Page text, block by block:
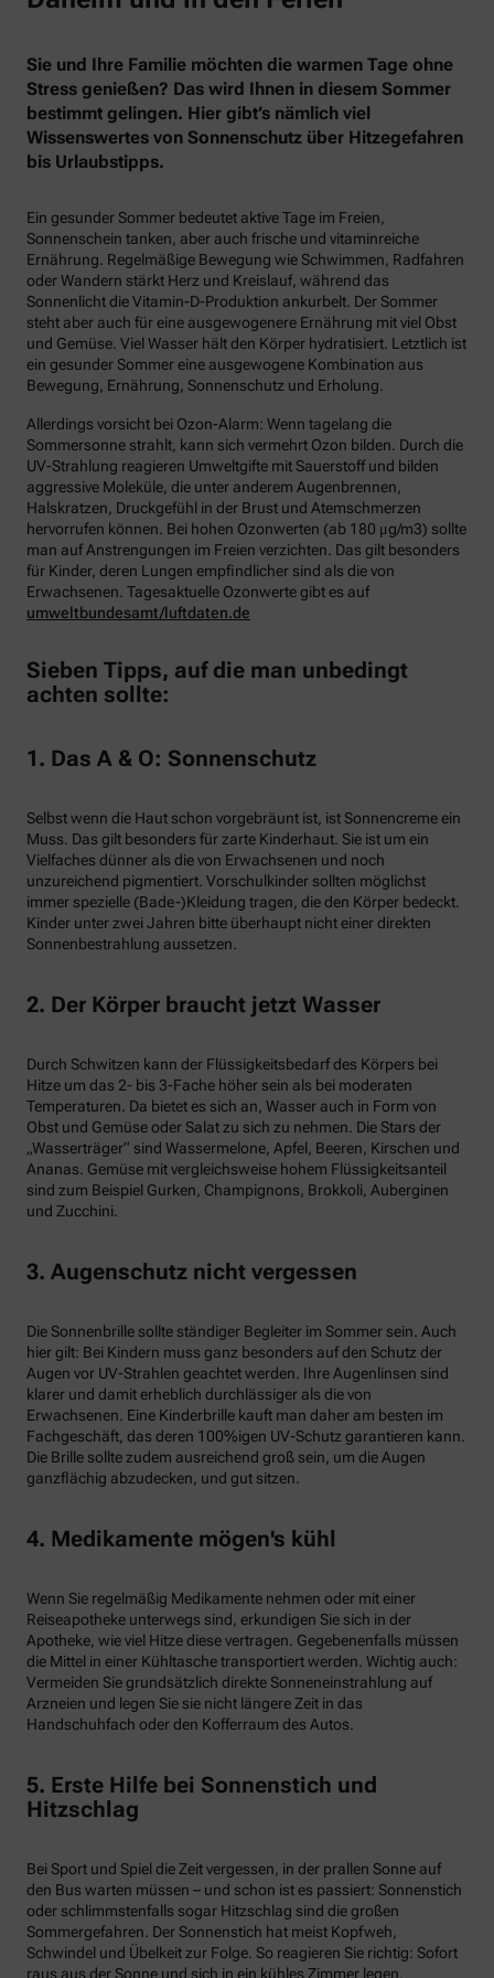
Sie und Ihre Familie möchten die warmen Tage ohne
Stress genießen? Das wird Ihnen in diesem Sommer
bestimmt gelingen. Hier gibt’s nämlich viel
Wissenswertes von Sonnenschutz über Hitzegefahren
bis Urlaubstipps.
Ein gesunder Sommer bedeutet aktive Tage im Freien,
Sonnenschein tanken, aber auch frische und vitaminreiche
Ernährung. Regelmäßige Bewegung wie Schwimmen, Radfahren
oder Wandern stärkt Herz und Kreislauf, während das
Sonnenlicht die Vitamin-D-Produktion ankurbelt. Der Sommer
steht aber auch für eine ausgewogenere Ernährung mit viel Obst
und Gemüse. Viel Wasser hält den Körper hydratisiert. Letztlich ist
ein gesunder Sommer eine ausgewogene Kombination aus
Bewegung, Ernährung, Sonnenschutz und Erholung.
Allerdings vorsicht bei Ozon-Alarm: Wenn tagelang die
Sommersonne strahlt, kann sich vermehrt Ozon bilden. Durch die
UV-Strahlung reagieren Umweltgifte mit Sauerstoff und bilden
aggressive Moleküle, die unter anderem Augenbrennen,
Halskratzen, Druckgefühl in der Brust und Atemschmerzen
hervorrufen können. Bei hohen Ozonwerten (ab 180 μg/m3) sollte
man auf Anstrengungen im Freien verzichten. Das gilt besonders
für Kinder, deren Lungen empfindlicher sind als die von
Erwachsenen. Tagesaktuelle Ozonwerte gibt es auf
umweltbundesamt/luftdaten.de
Sieben Tipps, auf die man unbedingt
achten sollte:
1. Das A & O: Sonnenschutz
Selbst wenn die Haut schon vorgebräunt ist, ist Sonnencreme ein
Muss. Das gilt besonders für zarte Kinderhaut. Sie ist um ein
Vielfaches dünner als die von Erwachsenen und noch
unzureichend pigmentiert. Vorschulkinder sollten möglichst
immer spezielle (Bade-)Kleidung tragen, die den Körper bedeckt.
Kinder unter zwei Jahren bitte überhaupt nicht einer direkten
Sonnenbestrahlung aussetzen.
2. Der Körper braucht jetzt Wasser
Durch Schwitzen kann der Flüssigkeitsbedarf des Körpers bei
Hitze um das 2- bis 3-Fache höher sein als bei moderaten
Temperaturen. Da bietet es sich an, Wasser auch in Form von
Obst und Gemüse oder Salat zu sich zu nehmen. Die Stars der
„Wasserträger“ sind Wassermelone, Apfel, Beeren, Kirschen und
Ananas. Gemüse mit vergleichsweise hohem Flüssigkeitsanteil
sind zum Beispiel Gurken, Champignons, Brokkoli, Auberginen
und Zucchini.
3. Augenschutz nicht vergessen
Die Sonnenbrille sollte ständiger Begleiter im Sommer sein. Auch
hier gilt: Bei Kindern muss ganz besonders auf den Schutz der
Augen vor UV-Strahlen geachtet werden. Ihre Augenlinsen sind
klarer und damit erheblich durchlässiger als die von
Erwachsenen. Eine Kinderbrille kauft man daher am besten im
Fachgeschäft, das deren 100%igen UV-Schutz garantieren kann.
Die Brille sollte zudem ausreichend groß sein, um die Augen
ganzflächig abzudecken, und gut sitzen.
4. Medikamente mögen's kühl
Wenn Sie regelmäßig Medikamente nehmen oder mit einer
Reiseapotheke unterwegs sind, erkundigen Sie sich in der
Apotheke, wie viel Hitze diese vertragen. Gegebenenfalls müssen
die Mittel in einer Kühltasche transportiert werden. Wichtig auch:
Vermeiden Sie grundsätzlich direkte Sonneneinstrahlung auf
Arzneien und legen Sie sie nicht längere Zeit in das
Handschuhfach oder den Kofferraum des Autos.
5. Erste Hilfe bei Sonnenstich und
Hitzschlag
Bei Sport und Spiel die Zeit vergessen, in der prallen Sonne auf
den Bus warten müssen – und schon ist es passiert: Sonnenstich
oder schlimmstenfalls sogar Hitzschlag sind die großen
Sommergefahren. Der Sonnenstich hat meist Kopfweh,
Schwindel und Übelkeit zur Folge. So reagieren Sie richtig: Sofort
raus aus der Sonne und sich in ein kühles Zimmer legen.